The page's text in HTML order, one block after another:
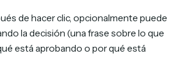
de hacer clic, opcionalmente puede
la decisión (una frase sobre lo que
está aprobando o por qué está